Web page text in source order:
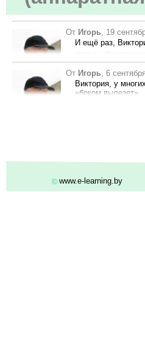
открыть обсуждение
Рейтинг 101
От Игорь, 19
И ещё раз,
открыть обсуждение
От Игорь, 6
Виктория, у
«боком
этаже... и
радовалась...
прогульщиков...
А дисциплину в
© www.e-learning.by